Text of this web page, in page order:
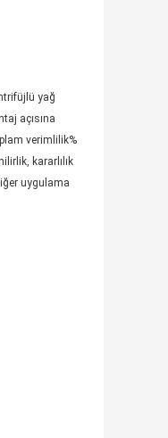
yağ
açısına
verimlilik%
kararlılık
uygulama